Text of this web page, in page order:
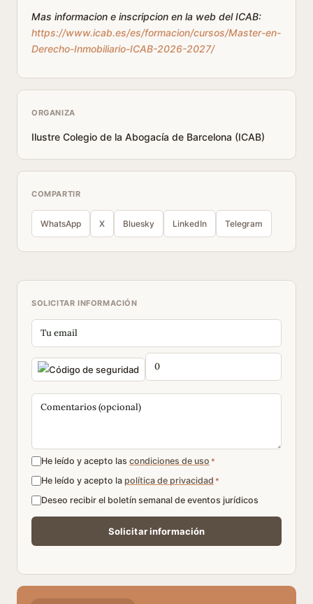
Mas informacion e inscripcion en la web del ICAB:
https://www.icab.es/es/formacion/cursos/Master-en-
Derecho-Inmobiliario-ICAB-2026-2027/
ORGANIZA
Ilustre Colegio de la Abogacía de Barcelona (ICAB)
COMPARTIR
WhatsApp X Bluesky LinkedIn Telegram
SOLICITAR INFORMACIÓN
He leído y acepto las condiciones de uso *
He leído y acepto la política de privacidad *
Deseo recibir el boletín semanal de eventos jurídicos